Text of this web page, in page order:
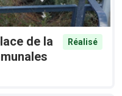
de la
Réalisé